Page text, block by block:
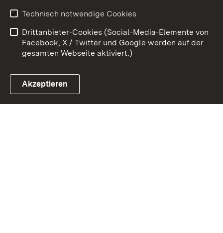
Link zum Landesportal
Datenschutz
Barrierefreiheit
Impressum
Cookies
Technisch notwendige Cookies
Drittanbieter-Cookies (Social-Media-Elemente von
Facebook, X / Twitter und Google werden auf der
gesamten Webseite aktiviert.)
Akzeptieren